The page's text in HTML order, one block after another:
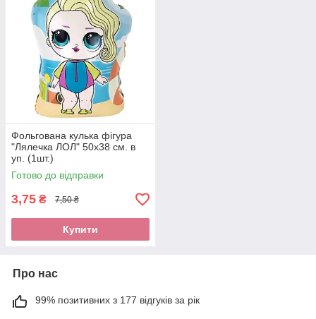
Фольгована кулька фігура
"Лялечка ЛОЛ" 50х38 см. в
уп. (1шт.)
Готово до відправки
3,75 ₴ 7,50 ₴
Купити
Про нас
99% позитивних з 177 відгуків за рік